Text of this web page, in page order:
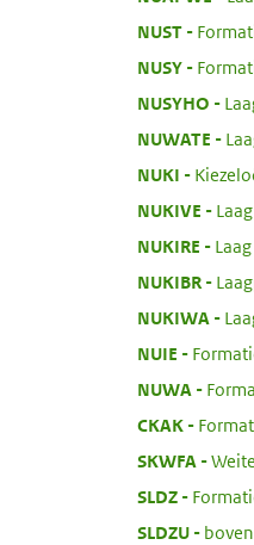
NUST:
NUSY:
NUSYHO
NUWATE
NUKI
NUKIVE
NUKIRE
NUKIBR:
NUKIWA
NUIE
NUWA
CKAK:
SKWFA
SLDZ:
SLDZU: